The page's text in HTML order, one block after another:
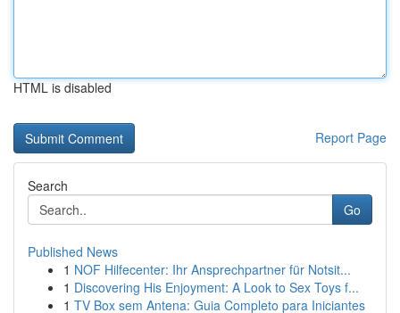
HTML is disabled
Report Page
Search
Go
Published News
1 NOF Hilfecenter: Ihr Ansprechpartner für Notsit...
1 Discovering His Enjoyment: A Look to Sex Toys f...
1 TV Box sem Antena: Guia Completo para Iniciantes